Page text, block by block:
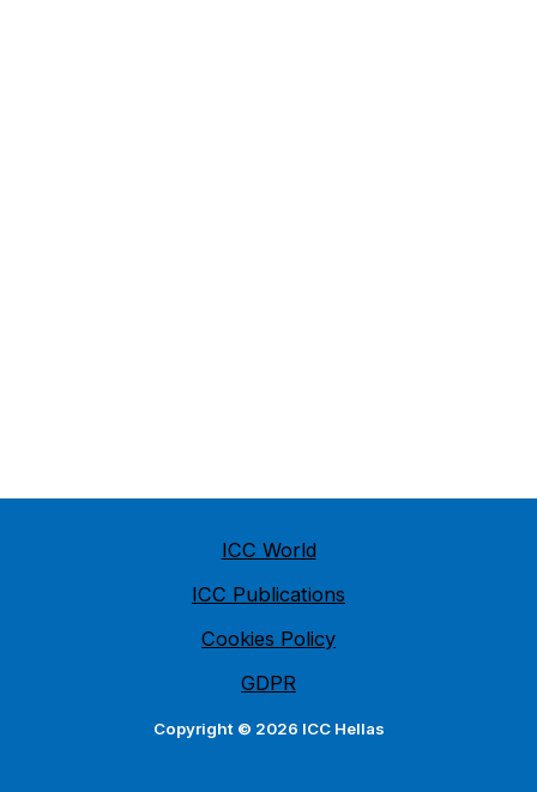
ICC World
ICC Publications
Cookies Policy
GDPR
Copyright © 2026 ICC Hellas